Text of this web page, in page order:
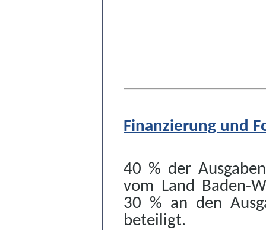
Finanzierung und
40 % der
vom Land Baden-
30 % an den
beteiligt.